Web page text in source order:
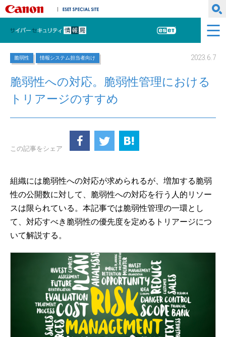
キヤノンマーケティングジャパン株式会社
サイバーセキュリティ情報局
ESET
脆弱性 情報システム担当者向け 2023.6.7
脆弱性への対応。脆弱性管理における
トリアージのすすめ
この記事をシェア
組織には脆弱性への対応が求められるが、増加する脆弱
性の公開数に対して、脆弱性への対応を行う人的リソー
スは限られている。本記事では脆弱性管理の一環とし
て、対応すべき脆弱性の優先度を定めるトリアージにつ
いて解説する。